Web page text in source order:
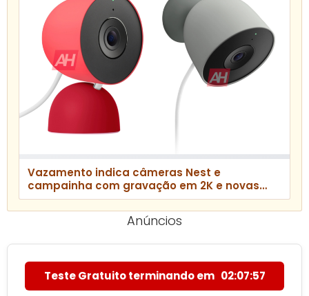
Vazamento indica câmeras Nest e
campainha com gravação em 2K e novas
cores
Anúncios
Teste Gratuito terminando em 02:07:56